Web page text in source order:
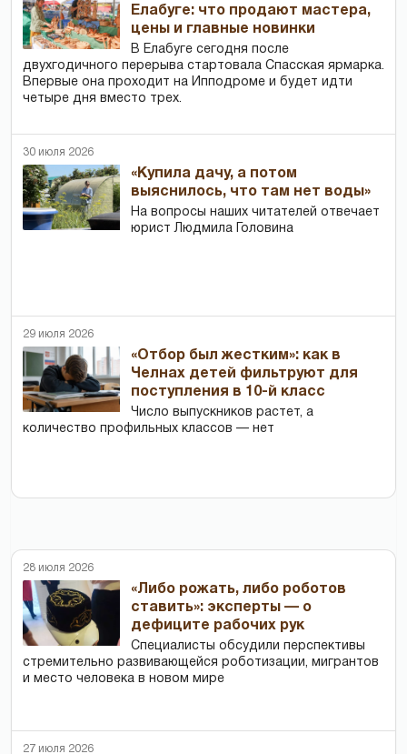
Елабуге: что продают мастера,
цены и главные новинки
В Елабуге сегодня после
двухгодичного перерыва стартовала Спасская ярмарка.
Впервые она проходит на Ипподроме и будет идти
четыре дня вместо трех.
30 июля 2026
«Купила дачу, а потом
выяснилось, что там нет воды»
На вопросы наших читателей отвечает
юрист Людмила Головина
29 июля 2026
«Отбор был жестким»: как в
Челнах детей фильтруют для
поступления в 10-й класс
Число выпускников растет, а
количество профильных классов — нет
28 июля 2026
«Либо рожать, либо роботов
ставить»: эксперты — о
дефиците рабочих рук
Специалисты обсудили перспективы
стремительно развивающейся роботизации, мигрантов
и место человека в новом мире
27 июля 2026